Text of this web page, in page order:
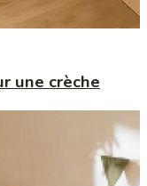
une crèche